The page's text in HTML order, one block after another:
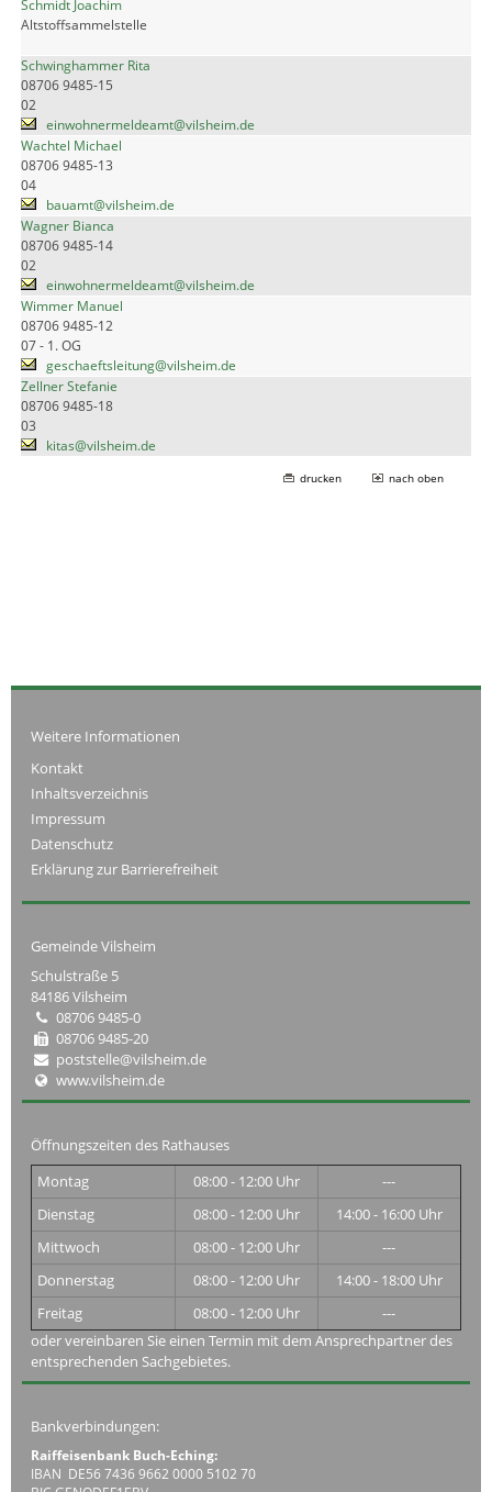
Schmidt Joachim
Altstoffsammelstelle
Schwinghammer Rita
08706 9485-15
02
einwohnermeldeamt@vilsheim.de
Wachtel Michael
08706 9485-13
04
bauamt@vilsheim.de
Wagner Bianca
08706 9485-14
02
einwohnermeldeamt@vilsheim.de
Wimmer Manuel
08706 9485-12
07 - 1. OG
geschaeftsleitung@vilsheim.de
Zellner Stefanie
08706 9485-18
03
kitas@vilsheim.de
drucken nach oben
Weitere Informationen
Kontakt
Inhaltsverzeichnis
Impressum
Datenschutz
Erklärung zur Barrierefreiheit
Gemeinde Vilsheim
Schulstraße 5
84186 Vilsheim
08706 9485-0
08706 9485-20
poststelle@vilsheim.de
www.vilsheim.de
Öffnungszeiten des Rathauses
Montag
08:00 - 12:00 Uhr
---
Dienstag
08:00 - 12:00 Uhr
14:00 - 16:00 Uhr
Mittwoch
08:00 - 12:00 Uhr
---
Donnerstag
08:00 - 12:00 Uhr
14:00 - 18:00 Uhr
Freitag
08:00 - 12:00 Uhr
---
oder vereinbaren Sie einen Termin mit dem Ansprechpartner des
entsprechenden Sachgebietes.
Bankverbindungen:
Raiffeisenbank Buch-Eching:
IBAN DE56 7436 9662 0000 5102 70